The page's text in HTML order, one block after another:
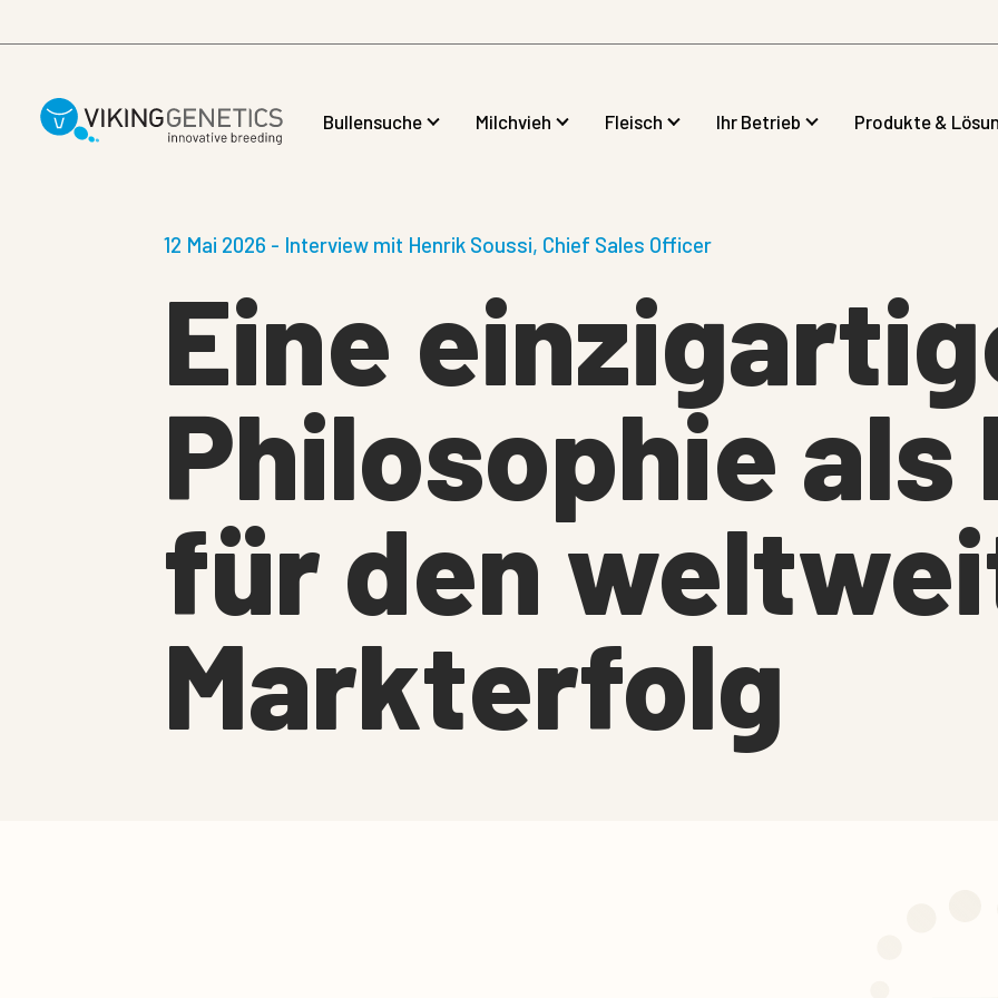
Bullensuche Milchvieh Fleisch Ihr Betrieb Produkte &
12 Mai 2026 - Interview mit Henrik Soussi, Chief Sales Officer
Eine
Philosophie als
für den
Markterfolg